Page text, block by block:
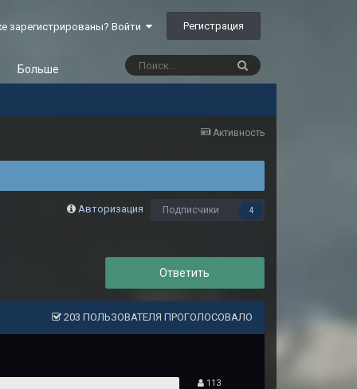
зарегистрированы? Войти Регистрация
Больше
Активность
Авторизация Подписчики 4
Ответить
203 ПОЛЬЗОВАТЕЛЯ ПРОГОЛОСОВАЛО
113